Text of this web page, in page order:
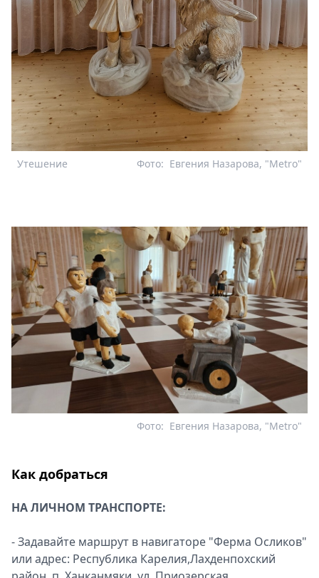
Утешение Евгения Назарова, "Metro"
Фото:
Евгения Назарова, "Metro"
Фото:
Как добраться
НА ЛИЧНОМ ТРАНСПОРТЕ:
- Задавайте маршрут в навигаторе "Ферма Осликов"
или адрес: Республика Карелия,Лахденпохский